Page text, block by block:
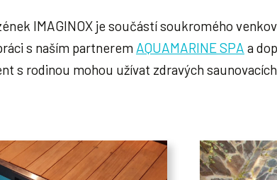
IMAGINOX je součástí soukromého
s naším partnerem AQUAMARINE SPA a
s rodinou mohou užívat zdravých